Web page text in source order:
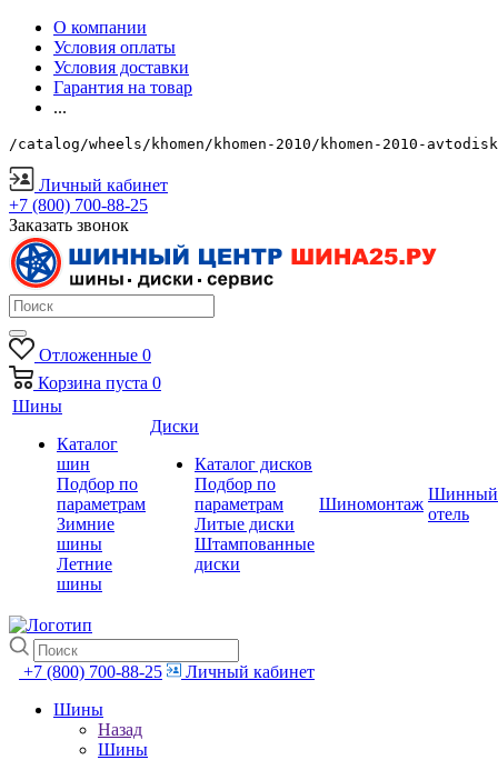
О компании
Условия оплаты
Условия доставки
Гарантия на товар
...
/catalog/wheels/khomen/khomen-2010/khomen-2010-
Личный кабинет
+7 (800) 700-88-25
Заказать звонок
Отложенные 0
Корзина пуста 0
Шины
Каталог
шин
Подбор по
параметрам
Зимние
шины
Летние
шины
Диски
Каталог дисков
Подбор по
параметрам
Литые диски
Штампованные
диски
Шиномонтаж
Шинный
отель
+7 (800) 700-88-25
Личный кабинет
Шины
Назад
Шины